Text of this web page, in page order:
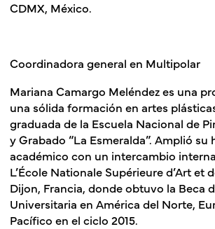
CDMX, México.
Coordinadora general en Multipolar
Mariana Camargo Meléndez es una
una sólida formación en artes
graduada de la Escuela Nacional de
y Grabado “La Esmeralda”. Amplió su
académico con un intercambio
L’École Nationale Supérieure d’Art et
Dijon, Francia, donde obtuvo la Beca
Universitaria en América del Norte,
Pacífico en el ciclo 2015.